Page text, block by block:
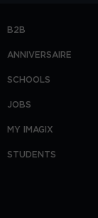
B2B
ANNIVERSAIRE
SCHOOLS
JOBS
MY IMAGIX
STUDENTS